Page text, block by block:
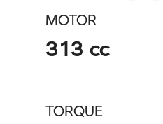
MOTOR
313 cc
TORQUE